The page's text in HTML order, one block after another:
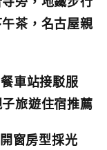
茶，名古屋親
車站接駁服
旅遊住宿推薦
窗房型採光